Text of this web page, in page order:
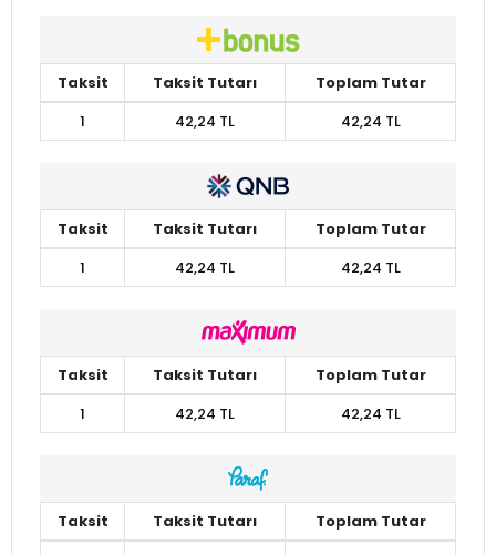
Taksit Taksit Tutarı
Toplam Tutar
1
42,24 TL 42,24 TL
Taksit Taksit Tutarı
Toplam Tutar
1
42,24 TL 42,24 TL
Taksit Taksit Tutarı
Toplam Tutar
1
42,24 TL 42,24 TL
Taksit Taksit Tutarı
Toplam Tutar